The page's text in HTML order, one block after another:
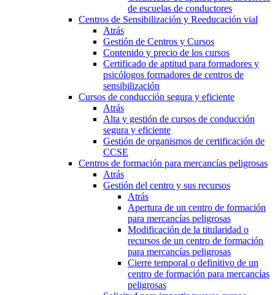
de escuelas de conductores
Centros de Sensibilización y Reeducación vial
Atrás
Gestión de Centros y Cursos
Contenido y precio de los cursos
Certificado de aptitud para formadores y
psicólogos formadores de centros de
sensibilización
Cursos de conducción segura y eficiente
Atrás
Alta y gestión de cursos de conducción
segura y eficiente
Gestión de organismos de certificación de
CCSE
Centros de formación para mercancías peligrosas
Atrás
Gestión del centro y sus recursos
Atrás
Apertura de un centro de formación
para mercancías peligrosas
Modificación de la titularidad o
recursos de un centro de formación
para mercancías peligrosas
Cierre temporal o definitivo de un
centro de formación para mercancías
peligrosas